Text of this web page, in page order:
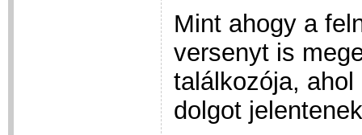
Mint ahogy a
versenyt is
találkozója,
dolgot